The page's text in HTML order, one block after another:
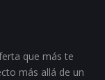
que más te
más allá de un